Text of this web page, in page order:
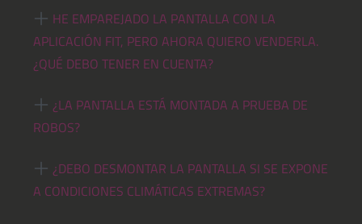
HE EMPAREJADO LA PANTALLA CON LA
APLICACIÓN FIT, PERO AHORA QUIERO VENDERLA.
¿QUÉ DEBO TENER EN CUENTA?
¿LA PANTALLA ESTÁ MONTADA A PRUEBA DE
ROBOS?
¿DEBO DESMONTAR LA PANTALLA SI SE EXPONE
A CONDICIONES CLIMÁTICAS EXTREMAS?